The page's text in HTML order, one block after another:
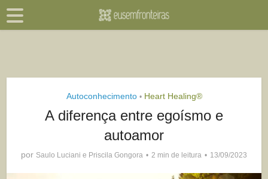
Autoconhecimento • Heart Healing®
A diferença entre egoísmo e
autoamor
por Saulo Luciani e Priscila Gongora 2 min de leitura 13/09/2023